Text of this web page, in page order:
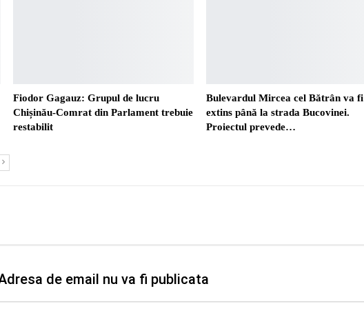
Fiodor Gagauz: Grupul de lucru
Chișinău-Comrat din Parlament trebuie
restabilit
Bulevardul Mircea cel Bătrân va fi
extins până la strada Bucovinei.
Proiectul prevede…
de email nu va fi publicata